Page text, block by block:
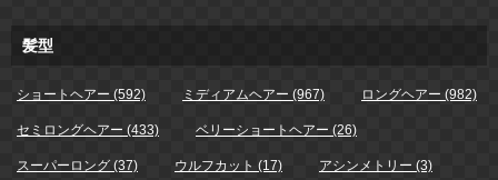
髪型
ショートヘアー (592) ミディアムヘアー (967) ロングヘアー (982)
セミロングヘアー (433) ベリーショートヘアー (26)
スーパーロング (37) ウルフカット (17) アシンメトリー (3)